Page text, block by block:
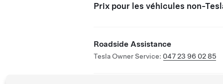
Prix pour les véhicules non-
Roadside Assistance
Tesla Owner Service: 047 23 96 02 85